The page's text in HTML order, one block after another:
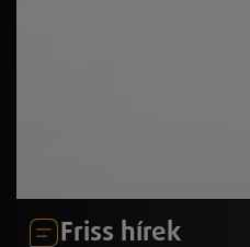
Friss hírek